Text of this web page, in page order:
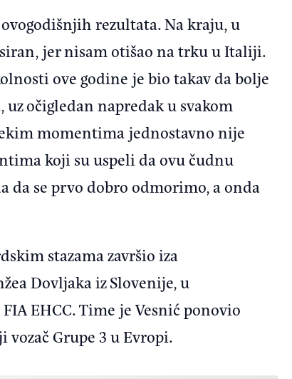
rezultata. Na kraju, u
jer nisam otišao na trku u Italiji.
ove godine je bio takav da bolje
očigledan napredak u svakom
momentima jednostavno nije
koji su uspeli da ovu čudnu
da se prvo dobro odmorimo, a onda
stazama završio iza
Dovljaka iz Slovenije, u
EHCC. Time je Vesnić ponovio
Grupe 3 u Evropi.